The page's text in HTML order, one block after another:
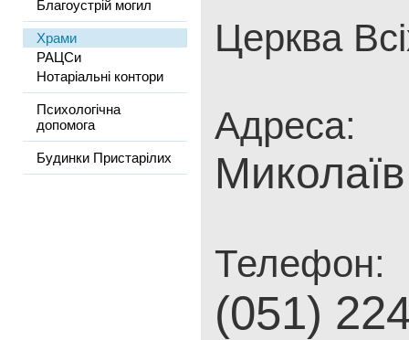
Благоустрій могил
Храми
РАЦСи
Нотаріальні контори
Психологічна
допомога
Будинки Пристарілих
Церква
Адреса:
Телефон:
(051)